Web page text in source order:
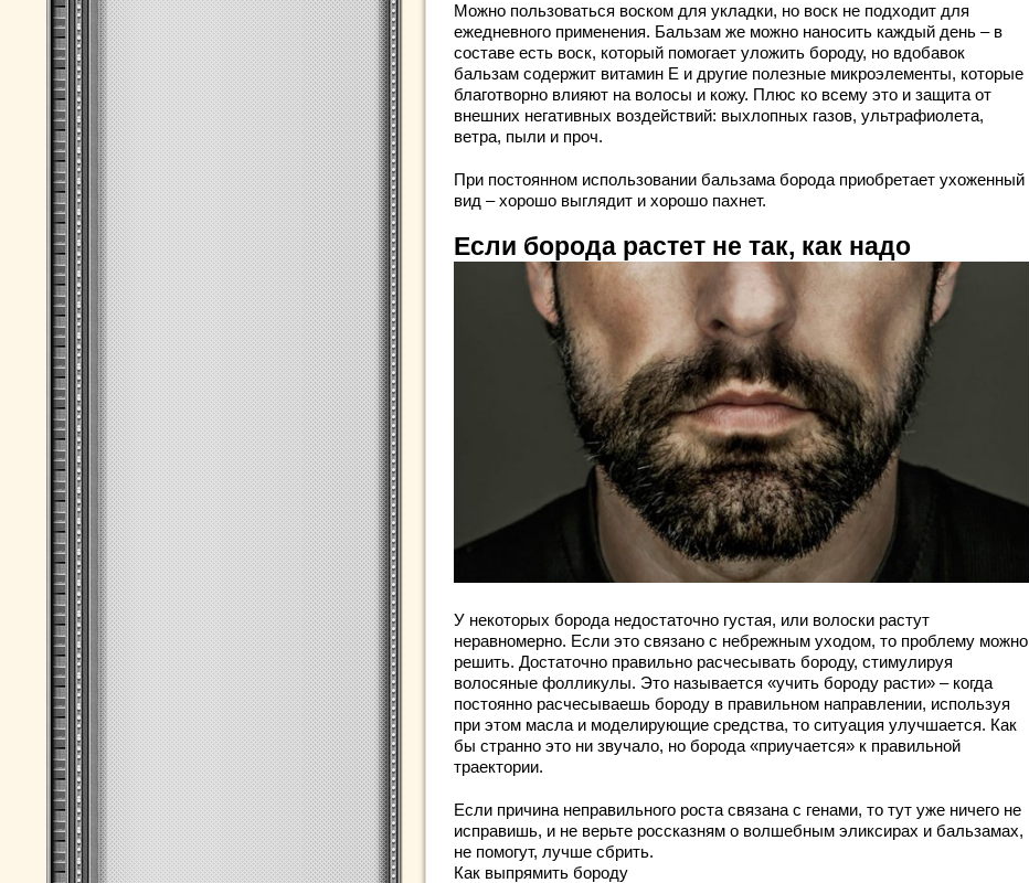
Можно пользоваться воском для укладки, но воск не подходит для
ежедневного применения. Бальзам же можно наносить каждый день – в
составе есть воск, который помогает уложить бороду, но вдобавок
бальзам содержит витамин Е и другие полезные микроэлементы, которые
благотворно влияют на волосы и кожу. Плюс ко всему это и защита от
внешних негативных воздействий: выхлопных газов, ультрафиолета,
ветра, пыли и проч.
При постоянном использовании бальзама борода приобретает ухоженный
вид – хорошо выглядит и хорошо пахнет.
Если борода растет не так, как надо
У некоторых борода недостаточно густая, или волоски растут
неравномерно. Если это связано с небрежным уходом, то проблему можно
решить. Достаточно правильно расчесывать бороду, стимулируя
волосяные фолликулы. Это называется «учить бороду расти» – когда
постоянно расчесываешь бороду в правильном направлении, используя
при этом масла и моделирующие средства, то ситуация улучшается. Как
бы странно это ни звучало, но борода «приучается» к правильной
траектории.
Если причина неправильного роста связана с генами, то тут уже ничего не
исправишь, и не верьте россказням о волшебным эликсирах и бальзамах,
не помогут, лучше сбрить.
Как выпрямить бороду